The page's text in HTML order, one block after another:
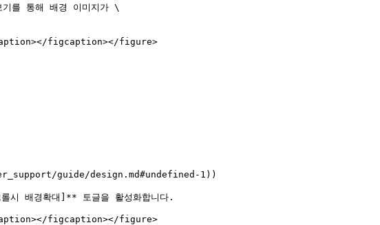
를 통해 배경 이미지가 \
figcaption></figure>
guide/design.md#undefined-1))
배경확대]** 토글을 활성화합니다.
figcaption></figure>